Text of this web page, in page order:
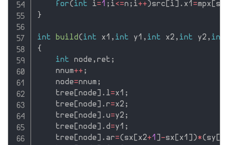
for(int i=1 ; i<=n ; i++)src [i] . x1 =mpx [
}
int build(int x1 , int y1 , int x2 , int y2 , int
{
int node , ret ;
    nnum
++ ;
    node
=nnum ;
    tree
[node] . l=x1 ;
    tree
[node] . r=x2 ;
    tree
[node] . u=y2 ;
    tree
[node] . d=y1 ;
    tree
[node] . ar=(sx [x2+1 ] -sx [x1 ] )*(sy [